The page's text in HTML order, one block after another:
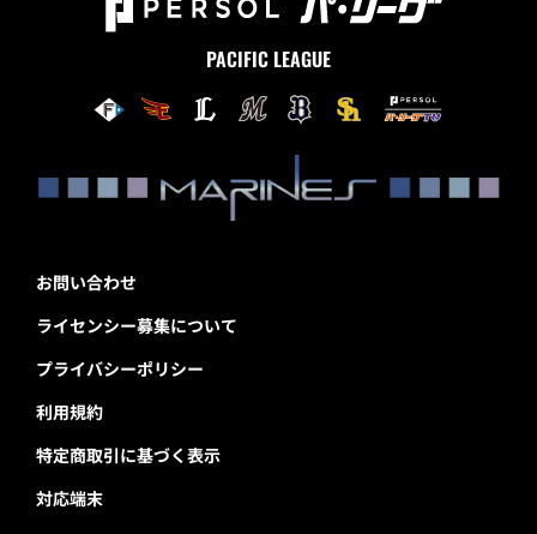
PACIFIC LEAGUE
お問い合わせ
ライセンシー募集について
プライバシーポリシー
利用規約
特定商取引に基づく表示
対応端末